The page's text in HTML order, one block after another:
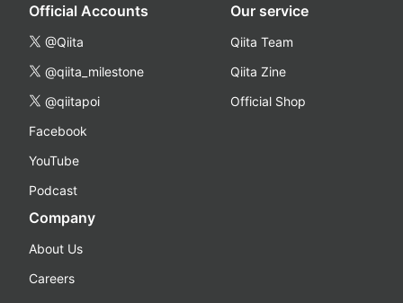
Official Accounts
@Qiita
@qiita_milestone
@qiitapoi
Facebook
YouTube
Podcast
Our service
Qiita Team
Qiita Zine
Official Shop
Company
About Us
Careers